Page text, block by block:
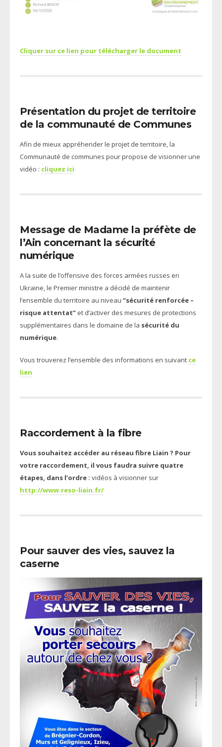
Cliquer sur ce lien pour télécharger le document
Présentation du projet de territoire
de la communauté de Communes
Afin de mieux appréhender le projet de territoire, la
Communauté de communes pour propose de visionner une
vidéo : cliquez ici
Message de Madame la préfète de
l’Ain concernant la sécurité
numérique
A la suite de l’offensive des forces armées russes en
Ukraine, le Premier ministre a décidé de maintenir
l’ensemble du territoire au niveau “sécurité renforcée –
risque attentat” et d’activer des mesures de protections
supplémentaires dans le domaine de la sécurité du
numérique.
Vous trouverez l’ensemble des informations en suivant ce
lien
Raccordement à la fibre
Vous souhaitez accéder au réseau fibre Liain ? Pour
votre raccordement, il vous faudra suivre quatre
étapes, dans l’ordre : vidéos à visionner sur
http://www.reso-liain.fr/
Pour sauver des vies, sauvez la
caserne